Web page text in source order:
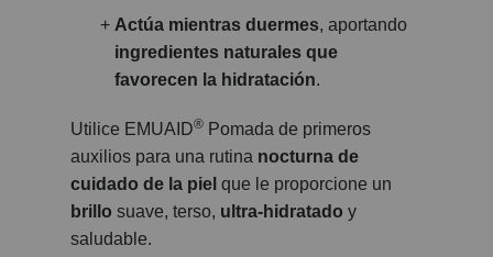
Actúa mientras duermes, aportando
ingredientes naturales que
favorecen la hidratación.
Utilice EMUAID® Pomada de primeros
auxilios para una rutina nocturna de
cuidado de la piel que le proporcione un
brillo suave, terso, ultra-hidratado y
saludable.